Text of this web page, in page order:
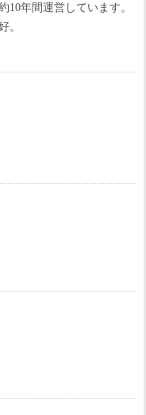
10年間運営しています。
。